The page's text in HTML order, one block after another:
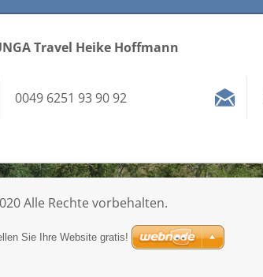
Travel Heike Hoffmann
0049 6251 93 90 92
Alle Rechte vorbehalten.
Sie Ihre Website gratis!